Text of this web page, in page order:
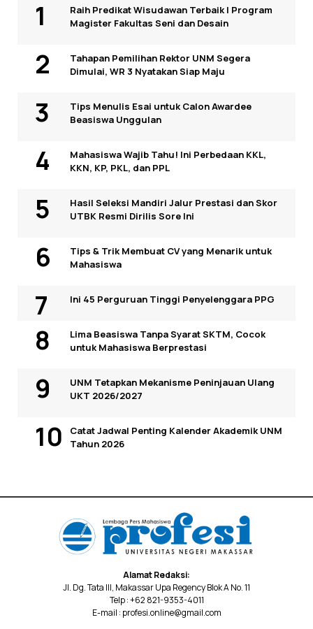
Raih Predikat Wisudawan Terbaik I Program
Magister Fakultas Seni dan Desain
Tahapan Pemilihan Rektor UNM Segera
Dimulai, WR 3 Nyatakan Siap Maju
Tips Menulis Esai untuk Calon Awardee
Beasiswa Unggulan
Mahasiswa Wajib Tahu! Ini Perbedaan KKL,
KKN, KP, PKL, dan PPL
Hasil Seleksi Mandiri Jalur Prestasi dan Skor
UTBK Resmi Dirilis Sore Ini
Tips & Trik Membuat CV yang Menarik untuk
Mahasiswa
Ini 45 Perguruan Tinggi Penyelenggara PPG
Lima Beasiswa Tanpa Syarat SKTM, Cocok
untuk Mahasiswa Berprestasi
UNM Tetapkan Mekanisme Peninjauan Ulang
UKT 2026/2027
Catat Jadwal Penting Kalender Akademik UNM
Tahun 2026
Alamat Redaksi:
Jl. Dg. Tata III, Makassar Upa Regency Blok A No. 11
Telp : +62 821-9353-4011
E-mail : profesi.online@gmail.com